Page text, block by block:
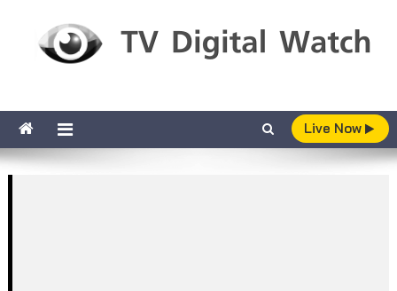
Live Now